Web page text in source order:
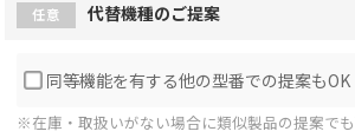
任意 代替機種のご提案
同等機能を有する他の型番での提案もOK
※在庫・取扱いがない場合に類似製品の提案で